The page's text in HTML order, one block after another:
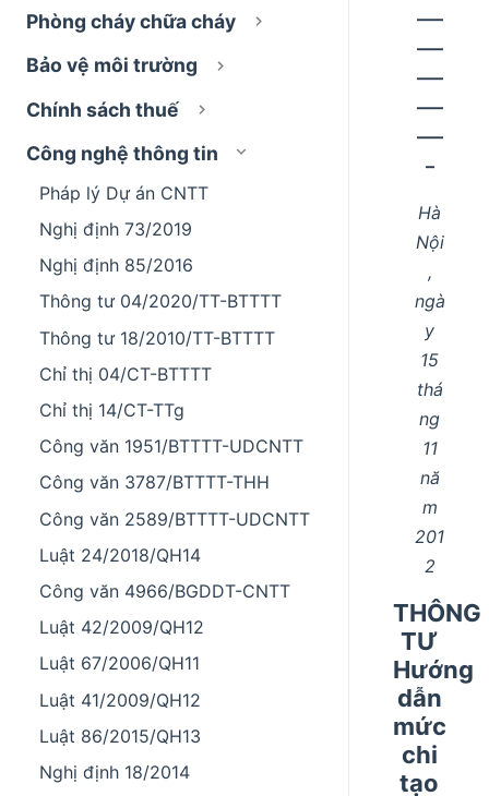
Phòng cháy chữa cháy
Bảo vệ môi trường
Chính sách thuế
Công nghệ thông tin
Pháp lý Dự án CNTT
Nghị định 73/2019
Nghị định 85/2016
Thông tư 04/2020/TT-BTTTT
Thông tư 18/2010/TT-BTTTT
Chỉ thị 04/CT-BTTTT
Chỉ thị 14/CT-TTg
Công văn 1951/BTTTT-UDCNTT
Công văn 3787/BTTTT-THH
Công văn 2589/BTTTT-UDCNTT
Luật 24/2018/QH14
Công văn 4966/BGDDT-CNTT
Luật 42/2009/QH12
Luật 67/2006/QH11
Luật 41/2009/QH12
Luật 86/2015/QH13
Nghị định 18/2014
–––
–––
–––
–––
–––
–
Hà
Nội
,
ngà
y
15
thá
ng
11
nă
m
201
2
THÔNG
TƯ
Hướng
dẫn
mức
chi
tạo